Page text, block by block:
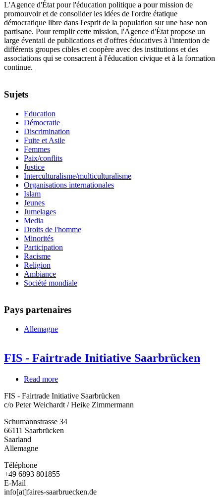
L'Agence d'État pour l'éducation politique a pour mission de
promouvoir et de consolider les idées de l'ordre étatique
démocratique libre dans l'esprit de la population sur une base non
partisane. Pour remplir cette mission, l'Agence d'État propose un
large éventail de publications et d'offres éducatives à l'intention de
différents groupes cibles et coopère avec des institutions et des
associations qui se consacrent à l'éducation civique et à la formation
continue.
Sujets
Education
Démocratie
Discrimination
Fuite et Asile
Femmes
Paix/conflits
Justice
Interculturalisme/multiculturalisme
Organisations internationales
Islam
Jeunes
Jumelages
Media
Droits de l'homme
Minorités
Participation
Racisme
Religion
Ambiance
Société mondiale
Pays partenaires
Allemagne
FIS - Fairtrade Initiative Saarbrücken
Read more
-
Fairtrade
Saarbrücken
FIS - Fairtrade Initiative Saarbrücken
c/o Peter Weichardt / Heike Zimmermann
Schumannstrasse 34
66111 Saarbrücken
Saarland
Allemagne
Téléphone
+49 6893 801855
E-Mail
info[at]faires-saarbruecken.de